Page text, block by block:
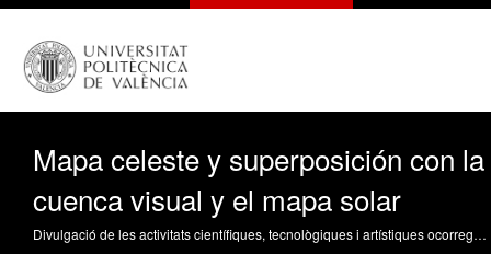
Mapa celeste y superposición con la
cuenca visual y el mapa solar
Divulgació de les activitats científiques, tecnològiques i artístiques ocorregudes en els tres campus de la UPV